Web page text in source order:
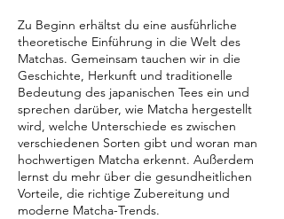
Zu Beginn erhältst du eine ausführliche
theoretische Einführung in die Welt des
Matchas. Gemeinsam tauchen wir in die
Geschichte, Herkunft und traditionelle
Bedeutung des japanischen Tees ein und
sprechen darüber, wie Matcha hergestellt
wird, welche Unterschiede es zwischen
verschiedenen Sorten gibt und woran man
hochwertigen Matcha erkennt. Außerdem
lernst du mehr über die gesundheitlichen
Vorteile, die richtige Zubereitung und
moderne Matcha-Trends.